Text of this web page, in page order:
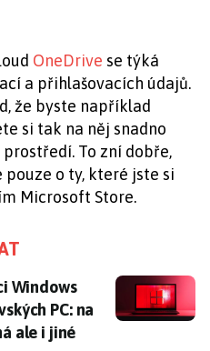
OneDrive se týká
a přihlašovacích údajů.
že byste například
si tak na něj snadno
To zní dobře,
o ty, které jste si
Microsoft Store.
Windows 24H2 na
Windows
PC: na
ale i jiné